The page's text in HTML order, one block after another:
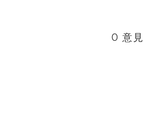
0 意見